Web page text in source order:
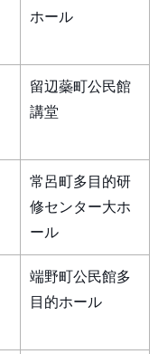
ホール
留辺蘂町公民館
講堂
常呂町多目的研
修センター大ホ
ール
端野町公民館多
目的ホール